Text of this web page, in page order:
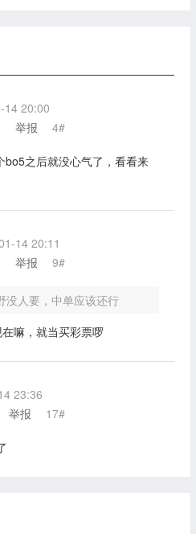
14 20:00
举报 4#
bo5之后就没心气了，看看来
14 20:11
举报 9#
没人要，中单应该还行
嘛，就当买彩票啰
23:36
举报 17#